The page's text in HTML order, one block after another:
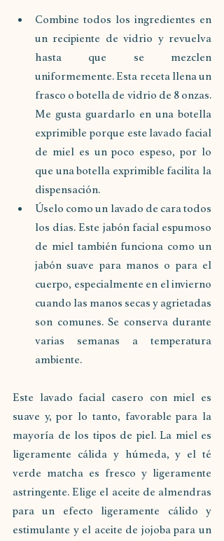
Combine todos los ingredientes en
un recipiente de vidrio y revuelva
hasta que se mezclen
uniformemente. Esta receta llena un
frasco o botella de vidrio de 8 onzas.
Me gusta guardarlo en una botella
exprimible porque este lavado facial
de miel es un poco espeso, por lo
que una botella exprimible facilita la
dispensación.
Úselo como un lavado de cara todos
los días. Este jabón facial espumoso
de miel también funciona como un
jabón suave para manos o para el
cuerpo, especialmente en el invierno
cuando las manos secas y agrietadas
son comunes. Se conserva durante
varias semanas a temperatura
ambiente.
Este lavado facial casero con miel es
suave y, por lo tanto, favorable para la
mayoría de los tipos de piel. La miel es
ligeramente cálida y húmeda, y el té
verde matcha es fresco y ligeramente
astringente. Elige el aceite de almendras
para un efecto ligeramente cálido y
estimulante y el aceite de jojoba para un